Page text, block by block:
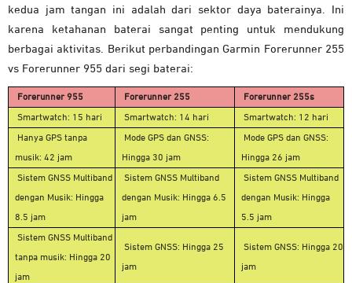
kedua jam tangan ini adalah dari sektor daya baterainya. Ini
karena ketahanan baterai sangat penting untuk mendukung
berbagai aktivitas. Berikut perbandingan Garmin Forerunner 255
vs Forerunner 955 dari segi baterai:
Forerunner 955 Forerunner 255 Forerunner 255s
Smartwatch: 15 hari Smartwatch: 14 hari Smartwatch: 12 hari
Hanya GPS tanpa
musik: 42 jam
Mode GPS dan GNSS:
Hingga 30 jam
Mode GPS dan GNSS:
Hingga 26 jam
Sistem GNSS Multiband
dengan Musik: Hingga
8.5 jam
Sistem GNSS Multiband
dengan Musik: Hingga 6.5
jam
Sistem GNSS Multiband
dengan Musik: Hingga
5.5 jam
Sistem GNSS Multiband
tanpa musik: Hingga 20
jam
Sistem GNSS: Hingga 25
jam
Sistem GNSS: Hingga 20
jam